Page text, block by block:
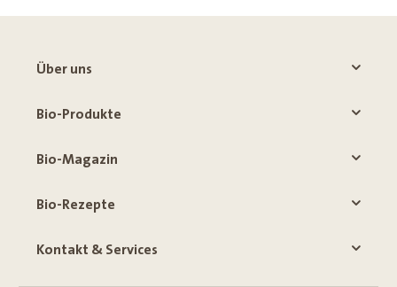
Über uns
Bio-Produkte
Bio-Magazin
Bio-Rezepte
Kontakt & Services